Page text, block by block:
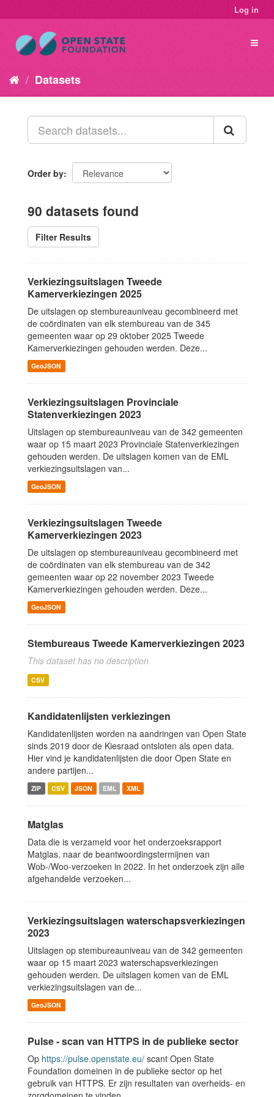
Log in
Datasets
Order by
90 datasets found
Filter Results
Verkiezingsuitslagen Tweede
Kamerverkiezingen 2025
De uitslagen op stembureauniveau gecombineerd met
de coördinaten van elk stembureau van de 345
gemeenten waar op 29 oktober 2025 Tweede
Kamerverkiezingen gehouden werden. Deze...
GeoJSON
Verkiezingsuitslagen Provinciale
Statenverkiezingen 2023
Uitslagen op stembureauniveau van de 342 gemeenten
waar op 15 maart 2023 Provinciale Statenverkiezingen
gehouden werden. De uitslagen komen van de EML
verkiezingsuitslagen van...
GeoJSON
Verkiezingsuitslagen Tweede
Kamerverkiezingen 2023
De uitslagen op stembureauniveau gecombineerd met
de coördinaten van elk stembureau van de 342
gemeenten waar op 22 november 2023 Tweede
Kamerverkiezingen gehouden werden. Deze...
GeoJSON
Stembureaus Tweede Kamerverkiezingen 2023
This dataset has no description
CSV
Kandidatenlijsten verkiezingen
Kandidatenlijsten worden na aandringen van Open State
sinds 2019 door de Kiesraad ontsloten als open data.
Hier vind je kandidatenlijsten die door Open State en
andere partijen...
ZIP CSV JSON EML XML
Matglas
Data die is verzameld voor het onderzoeksrapport
Matglas, naar de beantwoordingstermijnen van
Wob-/Woo-verzoeken in 2022. In het onderzoek zijn alle
afgehandelde verzoeken...
Verkiezingsuitslagen waterschapsverkiezingen
2023
Uitslagen op stembureauniveau van de 342 gemeenten
waar op 15 maart 2023 waterschapsverkiezingen
gehouden werden. De uitslagen komen van de EML
verkiezingsuitslagen van de...
GeoJSON
Pulse - scan van HTTPS in de publieke sector
Op https://pulse.openstate.eu/ scant Open State
Foundation domeinen in de publieke sector op het
gebruik van HTTPS. Er zijn resultaten van overheids- en